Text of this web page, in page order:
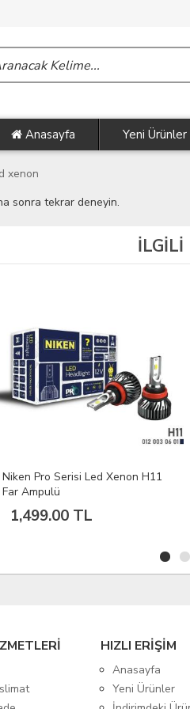
Anasayfa Yeni Ürünler
xenon
sonra tekrar deneyin.
İLGİLİ
Niken Pro Serisi Led Xenon H1 Far
Ampulü
1,499.00 TL
HIZLI ERİŞİM
Anasayfa
Yeni Ürünler